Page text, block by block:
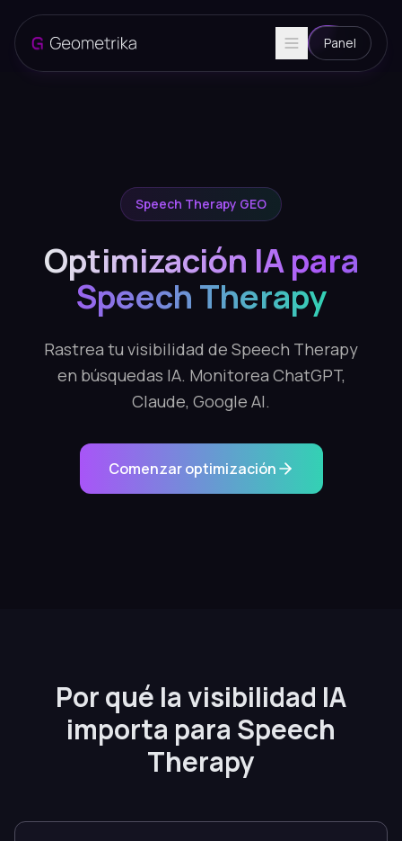
Panel
Speech Therapy GEO
Optimización IA para
Speech Therapy
Rastrea tu visibilidad de Speech Therapy
en búsquedas IA. Monitorea ChatGPT,
Claude, Google AI.
Comenzar optimización
Por qué la visibilidad IA
importa para Speech
Therapy